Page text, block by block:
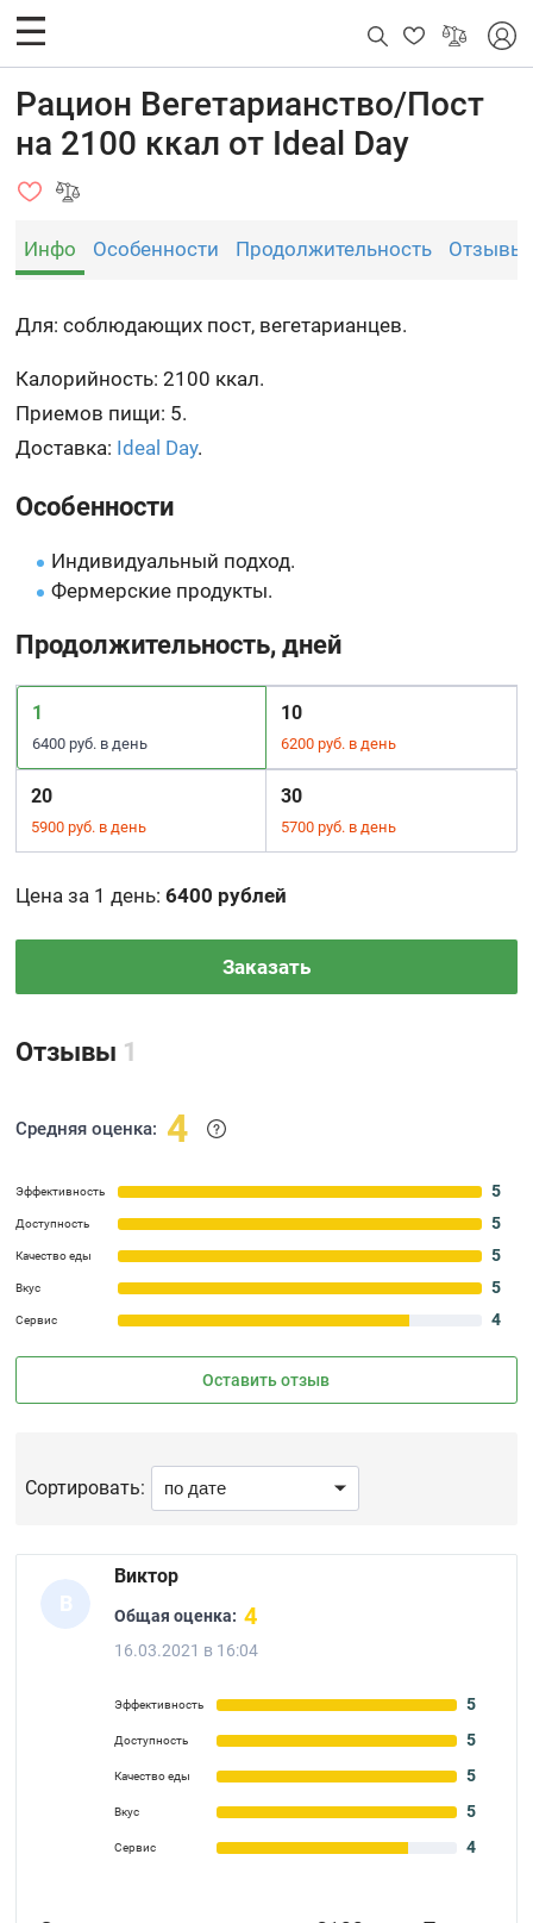
Рацион Вегетарианство/Пост
на 2100 ккал от Ideal Day
Инфо Особенности Продолжительность Отзывы
Для: соблюдающих пост, вегетарианцев.
Калорийность: 2100 ккал.
Приемов пищи: 5.
Доставка: Ideal Day.
Особенности
Индивидуальный подход.
Фермерские продукты.
Продолжительность, дней
1
6400 руб. в день
10
6200 руб. в день
20
5900 руб. в день
30
5700 руб. в день
Цена за 1 день:6400 рублей
Заказать
Отзывы 1
Средняя оценка: 4
Эффективность 5
Доступность 5
Качество еды 5
Вкус 5
Сервис 4
Оставить отзыв
Сортировать:
В
Виктор
Общая оценка: 4
16.03.2021 в 16:04
Эффективность 5
Доступность 5
Качество еды 5
Вкус 5
Сервис 4